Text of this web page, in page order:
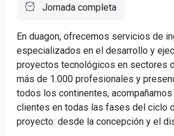
Jornada completa
En duagon, ofrecemos servicios de
especializados en el desarrollo y
proyectos tecnológicos en sectores
más de 1.000 profesionales y
todos los continentes,
clientes en todas las fases del ciclo
proyecto: desde la concepción y el